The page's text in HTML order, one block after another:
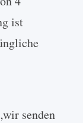
ist
senden